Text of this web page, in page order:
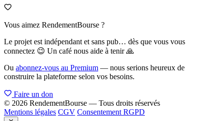
Vous aimez RendementBourse ?
Le projet est indépendant et sans pub… dès que vous vous
connectez 😉 Un café nous aide à tenir 🙏
Ou abonnez-vous au Premium — nous serions heureux de
construire la plateforme selon vos besoins.
Faire un don
© 2026 RendementBourse — Tous droits réservés
Mentions légales CGV Consentement RGPD